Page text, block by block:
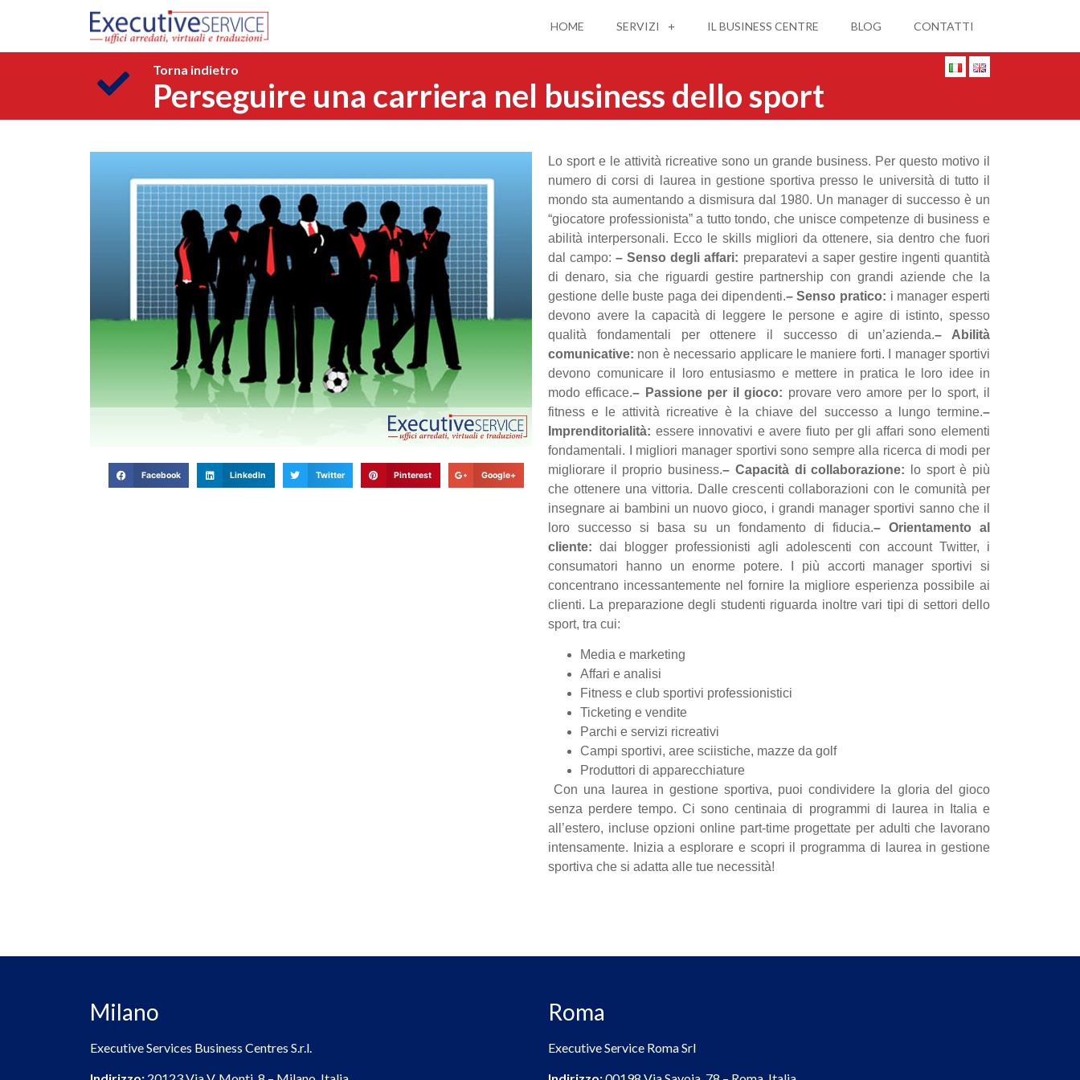
HOME SERVIZI IL BUSINESS CENTRE BLOG CONTATTI
Torna indietro
Perseguire una carriera nel business dello sport
Facebook LinkedIn Twitter Pinterest Google+
Lo sport e le attività ricreative sono un grande business. Per questo motivo il
numero di corsi di laurea in gestione sportiva presso le università di tutto il
mondo sta aumentando a dismisura dal 1980. Un manager di successo è un
“giocatore professionista” a tutto tondo, che unisce competenze di business e
abilità interpersonali. Ecco le skills migliori da ottenere, sia dentro che fuori
dal campo:– Senso degli affari: preparatevi a saper gestire ingenti quantità
di denaro, sia che riguardi gestire partnership con grandi aziende che la
gestione delle buste paga dei dipendenti.– Senso pratico: i manager esperti
devono avere la capacità di leggere le persone e agire di istinto, spesso
qualità fondamentali per ottenere il successo di un’azienda.– Abilità
comunicative: non è necessario applicare le maniere forti. I manager sportivi
devono comunicare il loro entusiasmo e mettere in pratica le loro idee in
modo efficace.– Passione per il gioco: provare vero amore per lo sport, il
fitness e le attività ricreative è la chiave del successo a lungo termine.–
Imprenditorialità: essere innovativi e avere fiuto per gli affari sono elementi
fondamentali. I migliori manager sportivi sono sempre alla ricerca di modi per
migliorare il proprio business.– Capacità di collaborazione: lo sport è più
che ottenere una vittoria. Dalle crescenti collaborazioni con le comunità per
insegnare ai bambini un nuovo gioco, i grandi manager sportivi sanno che il
loro successo si basa su un fondamento di fiducia.– Orientamento al
cliente: dai blogger professionisti agli adolescenti con account Twitter, i
consumatori hanno un enorme potere. I più accorti manager sportivi si
concentrano incessantemente nel fornire la migliore esperienza possibile ai
clienti. La preparazione degli studenti riguarda inoltre vari tipi di settori dello
sport, tra cui:
Media e marketing
Affari e analisi
Fitness e club sportivi professionistici
Ticketing e vendite
Parchi e servizi ricreativi
Campi sportivi, aree sciistiche, mazze da golf
Produttori di apparecchiature
Con una laurea in gestione sportiva, puoi condividere la gloria del gioco
senza perdere tempo. Ci sono centinaia di programmi di laurea in Italia e
all’estero, incluse opzioni online part-time progettate per adulti che lavorano
intensamente. Inizia a esplorare e scopri il programma di laurea in gestione
sportiva che si adatta alle tue necessità!
Milano
Executive Services Business Centres S.r.l.
Roma
Executive Service Roma Srl